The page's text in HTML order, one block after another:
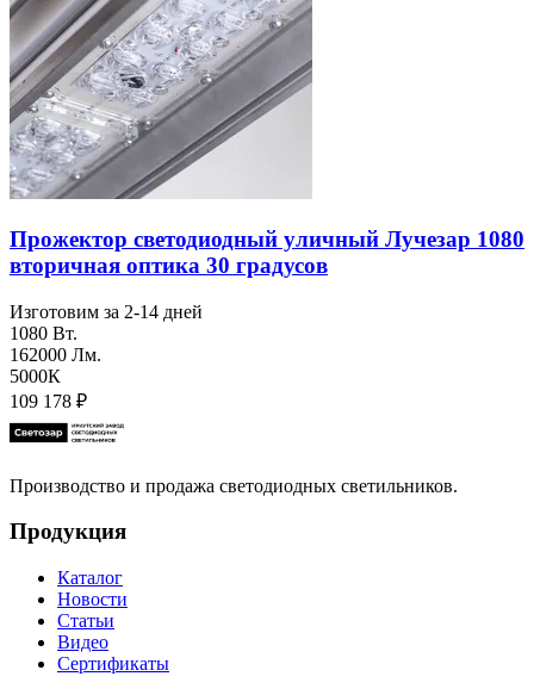
Прожектор светодиодный уличный Лучезар 1080
вторичная оптика 30 градусов
Изготовим за 2-14 дней
1080 Вт.
162000 Лм.
5000К
109 178 ₽
Производство и продажа светодиодных светильников.
Продукция
Каталог
Новости
Статьи
Видео
Сертификаты